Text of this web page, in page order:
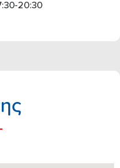
20:30